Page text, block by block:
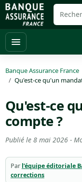
Banque Assurance France
Qu'est-ce qu'un
Qu'est-ce
compte ?
Publié le 8 mai 2026-
Par l’équipe éditoriale
corrections